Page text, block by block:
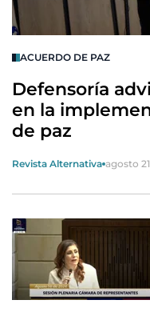
ACUERDO DE PAZ
Defensoría
en la
de paz
Revista Alternativa agosto